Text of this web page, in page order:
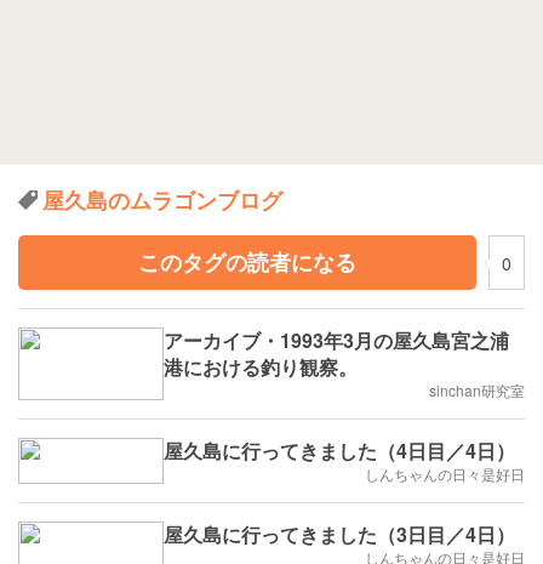
屋久島のムラゴンブログ
このタグの読者になる
0
アーカイブ・1993年3月の屋久島宮之浦
港における釣り観察。
sinchan研究室
屋久島に行ってきました（4日目／4日）
しんちゃんの日々是好日
屋久島に行ってきました（3日目／4日）
しんちゃんの日々是好日